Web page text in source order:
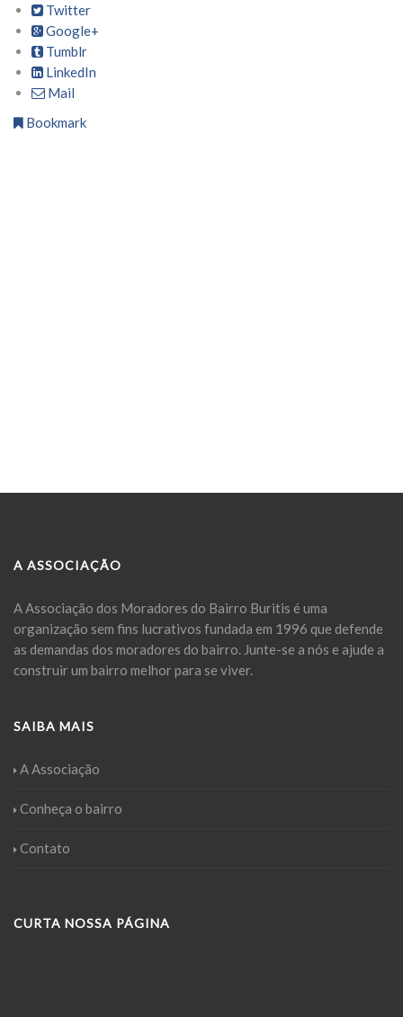
Twitter
Google+
Tumblr
LinkedIn
Mail
Bookmark
A ASSOCIAÇÃO
A Associação dos Moradores do Bairro Buritis é uma
organização sem fins lucrativos fundada em 1996 que defende
as demandas dos moradores do bairro. Junte-se a nós e ajude a
construir um bairro melhor para se viver.
SAIBA MAIS
A Associação
Conheça o bairro
Contato
CURTA NOSSA PÁGINA